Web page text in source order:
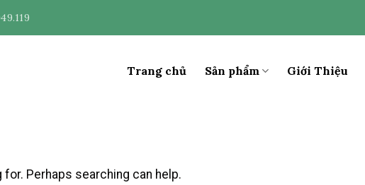
Trang chủ Sản phẩm Giới Thiệu
for. Perhaps searching can help.